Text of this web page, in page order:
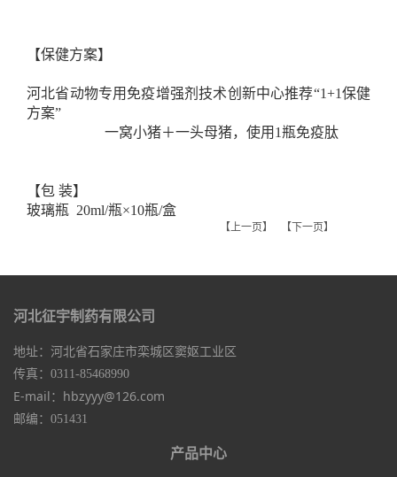
【保健方案】
河北省动物专用免疫增强剂技术创新中心推荐“1+1保健
方案”
一窝小猪＋一头母猪，使用1瓶免疫肽
【包 装】
玻璃瓶 20ml/瓶×10瓶/盒
【上一页】 【下一页】
河北征宇制药有限公司
地址：河北省石家庄市栾城区窦妪工业区
传真：0311-85468990
E-mail：hbzyyy@126.com
邮编：051431
产品中心